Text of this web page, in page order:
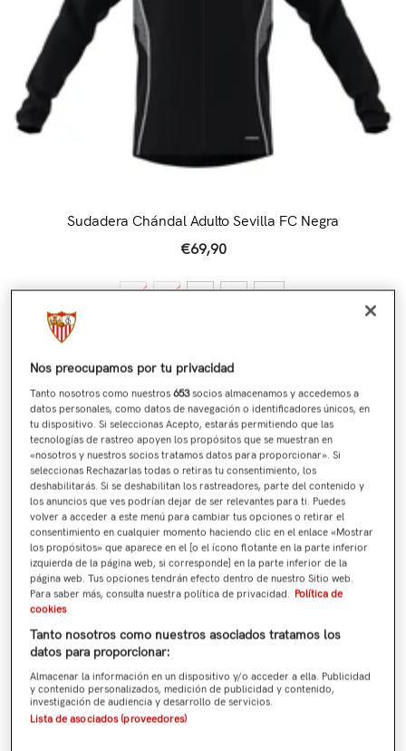
Sudadera Chándal Adulto Sevilla FC Negra
€69,90
Nos preocupamos por tu privacidad
Tanto nosotros como nuestros653socios almacenamos y accedemos a
datos personales, como datos de navegación o identificadores únicos, en
tu dispositivo. Si seleccionas Acepto, estarás permitiendo que las
tecnologías de rastreo apoyen los propósitos que se muestran en
«nosotros y nuestros socios tratamos datos para proporcionar». Si
seleccionas Rechazarlas todas o retiras tu consentimiento, los
deshabilitarás. Si se deshabilitan los rastreadores, parte del contenido y
los anuncios que ves podrían dejar de ser relevantes para ti. Puedes
volver a acceder a este menú para cambiar tus opciones o retirar el
consentimiento en cualquier momento haciendo clic en el enlace «Mostrar
los propósitos» que aparece en el [o el ícono flotante en la parte inferior
izquierda de la página web, si corresponde] en la parte inferior de la
página web. Tus opciones tendrán efecto dentro de nuestro Sitio web.
Para saber más, consulta nuestra política de privacidad. Política de
cookies
Tanto nosotros como nuestros asociados tratamos los
datos para proporcionar:
Almacenar la información en un dispositivo y/o acceder a ella. Publicidad
y contenido personalizados, medición de publicidad y contenido,
investigación de audiencia y desarrollo de servicios.
Lista de asociados (proveedores)